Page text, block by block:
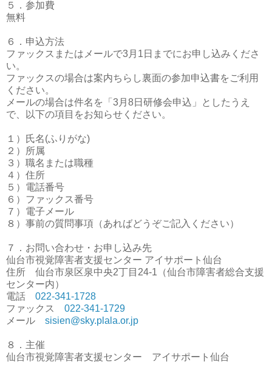
５．参加費
無料
６．申込方法
ファックスまたはメールで3月 1 日までにお申し込みくださ
い。
ファックスの場合は案内ちらし裏面の参加申込書をご利用
ください。
メールの場合は件名を「 3月 8日研修会申込」としたうえ
で、以下の項目をお知らせください。
１）氏名(ふりがな)
２）所属
３）職名または職種
４）住所
５）電話番号
６）ファックス番号
７）電子メール
８）事前の質問事項（あればどうぞご記入ください）
７．お問い合わせ・お申し込み先
仙台市視覚障害者支援センター アイサポート仙台
住所 仙台市泉区泉中央2丁目 24-1 （仙台市障害者総合支援
センター内）
電話 022-341-1728
ファックス 022-341-1729
メール sisien@sky.plala.or.jp
８．主催
仙台市視覚障害者支援センター アイサポート仙台